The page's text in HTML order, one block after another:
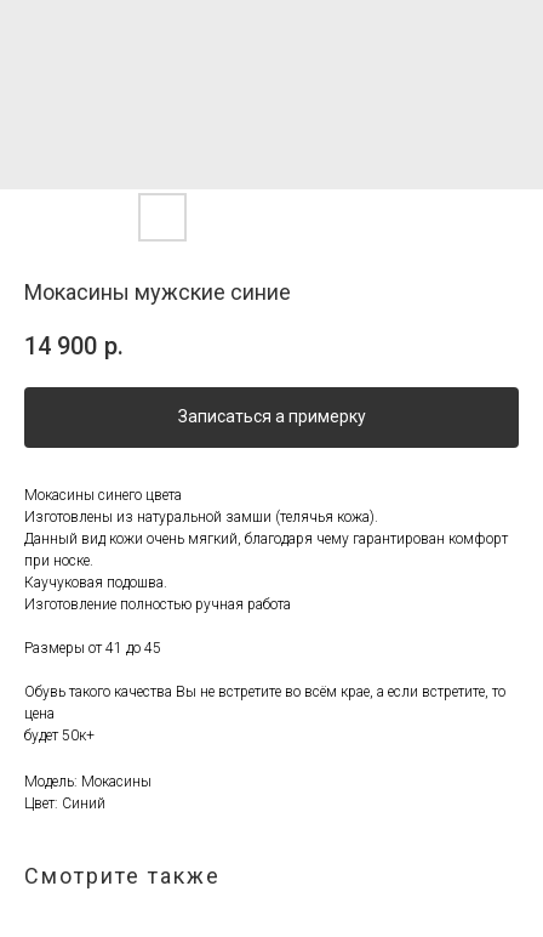
Мокасины мужские синие
14 900 р.
Записаться а примерку
Мокасины синего цвета
Изготовлены из натуральной замши (телячья кожа).
Данный вид кожи очень мягкий, благодаря чему гарантирован комфорт
при носке.
Каучуковая подошва.
Изготовление полностью ручная работа
Размеры от 41 до 45
Обувь такого качества Вы не встретите во всём крае, а если встретите, то
цена
будет 50к+
Модель: Мокасины
Цвет: Синий
Смотрите также